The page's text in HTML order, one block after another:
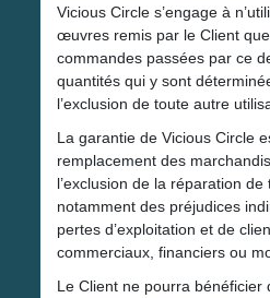
Vicious Circle s’engage à
œuvres remis par le Client
commandes passées par ce
quantités qui y sont
l’exclusion de toute autre
La garantie de Vicious Circle
remplacement des
l’exclusion de la réparation de
notamment des préjudices
pertes d’exploitation et de
commerciaux, financiers ou
Le Client ne pourra bénéficier